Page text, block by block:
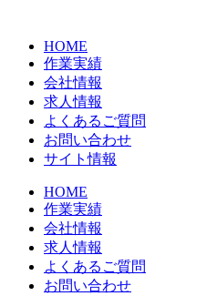
HOME
作業実績
会社情報
求人情報
よくあるご質問
お問い合わせ
サイト情報
HOME
作業実績
会社情報
求人情報
よくあるご質問
お問い合わせ